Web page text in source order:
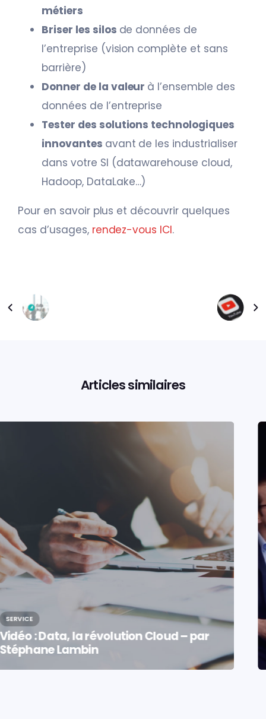
métiers
Briser les silos de données de
l’entreprise (vision complète et sans
barrière)
Donner de la valeur à l’ensemble des
données de l’entreprise
Tester des solutions technologiques
innovantes avant de les industrialiser
dans votre SI (datawarehouse cloud,
Hadoop, DataLake…)
Pour en savoir plus et découvrir quelques
cas d’usages, rendez-vous ICI.
Articles similaires
SERVICE
Vidéo : interview sur la transformation
Data de Kiloutou